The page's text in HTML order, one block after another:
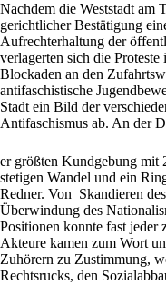
Nachdem die Weststadt am
gerichtlicher Bestätigung
Aufrechterhaltung der
verlagerten sich die
Blockaden an den
antifaschistische
Stadt ein Bild der
Antifaschismus ab. An der
er größten Kundgebung mit
stetigen Wandel und ein
Redner. Von Skandieren
Überwindung des
Positionen konnte fast
Akteure kamen zum Wort
Zuhörern zu Zustimmung,
Rechtsrucks, den